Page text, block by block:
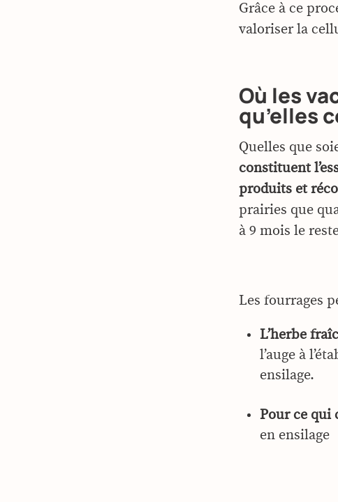
Grâce à ce
valoriser la
Où les
qu’elles
Quelles que
constituent
produits et
prairies que
à 9 mois le
Les fourrages
L’herbe
l’auge à
ensilage.
Pour ce qui
en ensilage